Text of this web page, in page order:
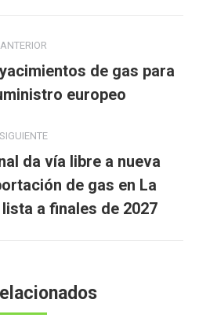
ANTERIOR
Publicación
anterior:
de gas para
europeo
SIGUIENTE
Publicación
siguiente:
da vía libre a nueva
de gas en La
a finales de 2027